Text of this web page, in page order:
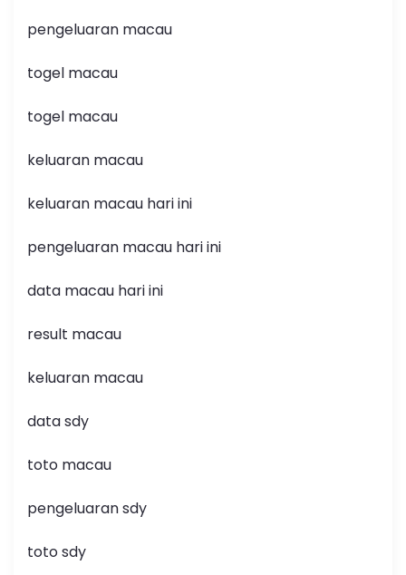
pengeluaran macau
togel macau
togel macau
keluaran macau
keluaran macau hari ini
pengeluaran macau hari ini
data macau hari ini
result macau
keluaran macau
data sdy
toto macau
pengeluaran sdy
toto sdy